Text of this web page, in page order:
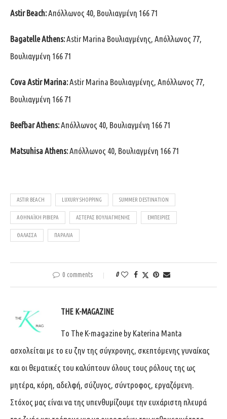
Astir Beach:Απόλλωνος 40, Βουλιαγμένη 166 71
BagatelleAthens:Astir Marina Βουλιαγμένης, Απόλλωνος 77,
Βουλιαγμένη 166 71
CovaAstir Marina:Astir Marina Βουλιαγμένης, Απόλλωνος 77,
Βουλιαγμένη 166 71
BeefbarAthens:Απόλλωνος 40, Βουλιαγμένη 166 71
MatsuhisaAthens:Απόλλωνος 40, Βουλιαγμένη 166 71
ASTIR BEACH LUXURY SHOPPING SUMMER DESTINATION
ΑΘΗΝΑΪΚΉ ΡΙΒΙΈΡΑ ΑΣΤΈΡΑΣ ΒΟΥΛΙΑΓΜΈΝΗΣ ΕΜΠΕΙΡΊΕΣ
ΘΆΛΑΣΣΑ ΠΑΡΑΛΊΑ
0 comments 0
THE K-MAGAZINE
Tο The K-magazine by Katerina Manta
ασχολείται με το ευ ζην της σύγχρονης, σκεπτόμενης γυναίκας
και οι θεματικές του καλύπτουν όλους τους ρόλους της ως
μητέρα, κόρη, αδελφή, σύζυγος, σύντροφος, εργαζόμενη.
Στόχος μας είναι να της υπενθυμίζουμε την ευχάριστη πλευρά